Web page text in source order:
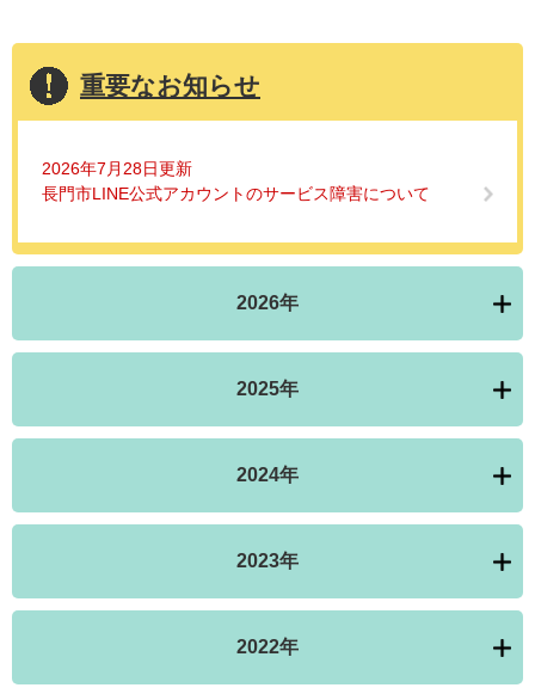
重要なお知らせ
2026年7月28日更新
長門市LINE公式アカウントのサービス障害について
2026年
2025年
2024年
2023年
2022年